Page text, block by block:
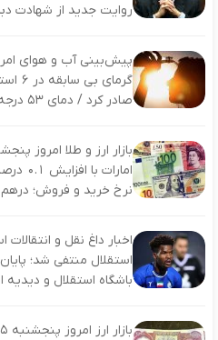
روایت جدید از شهادت
صادر کرد / دمای ۵۳ درجه در اهواز و ۵۲ درجه در دهل...
نرخ خرید و فروش؛ درهم امروز
اخبار داغ نقل و
استقلال منتفی شد؛
باشگاه استقلال و